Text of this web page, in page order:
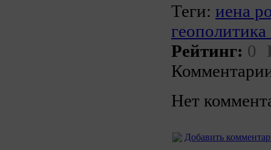
Теги: иена
Рейтинг: 0
Нет
Добавить